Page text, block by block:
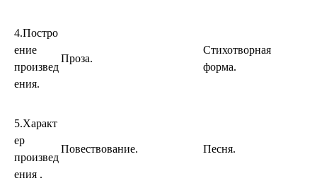
4.Постро
ение
произвед
ения.
Проза.
Стихотворная
форма.
5.Характ
ер
произвед
ения .
Повествование. Песня.